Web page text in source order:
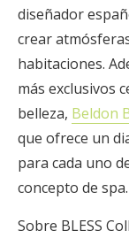
diseñador
crear
habitaciones.
más exclusivos
belleza, Beldon
que ofrece un
para cada uno
concepto de spa.
Sobre BLESS